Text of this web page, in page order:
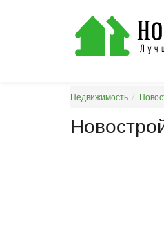
Недвижимость